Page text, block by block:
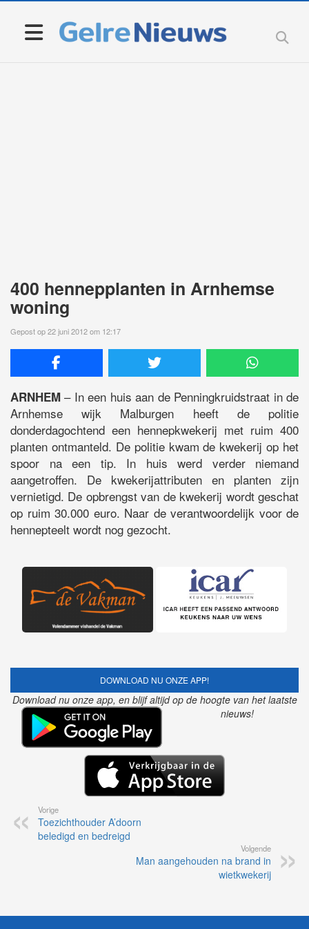
400 hennepplanten in Arnhemse
woning
Gepost op 22 juni 2012 om 12:17
ARNHEM – In een huis aan de Penningkruidstraat in de
Arnhemse wijk Malburgen heeft de politie
donderdagochtend een hennepkwekerij met ruim 400
planten ontmanteld. De politie kwam de kwekerij op het
spoor na een tip. In huis werd verder niemand
aangetroffen. De kwekerijattributen en planten zijn
vernietigd. De opbrengst van de kwekerij wordt geschat
op ruim 30.000 euro. Naar de verantwoordelijk voor de
hennepteelt wordt nog gezocht.
DOWNLOAD NU ONZE APP!
Download nu onze app, en blijf altijd op de hoogte van het laatste
nieuws!
Vorige
Toezichthouder A’doorn
beledigd en bedreigd
Volgende
Man aangehouden na brand in
wietkwekerij